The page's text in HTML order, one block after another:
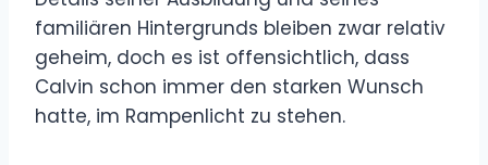
familiären Hintergrunds bleiben zwar relativ
geheim, doch es ist offensichtlich, dass
Calvin schon immer den starken Wunsch
hatte, im Rampenlicht zu stehen.